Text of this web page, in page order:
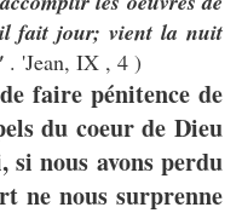
fait jour; vient la nuit
. 'Jean, IX , 4 )
faire pénitence de
du coeur de Dieu
nous avons perdu
ne nous surprenne